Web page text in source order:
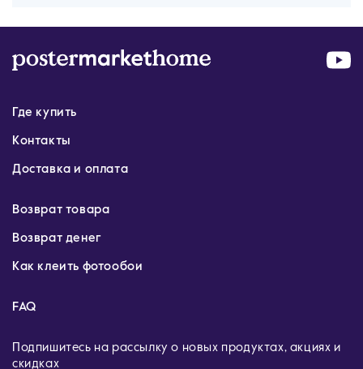
Где купить
Контакты
Доставка и оплата
Возврат товара
Возврат денег
Как клеить фотообои
FAQ
Подпишитесь на рассылку о новых продуктах, акциях и
скидках